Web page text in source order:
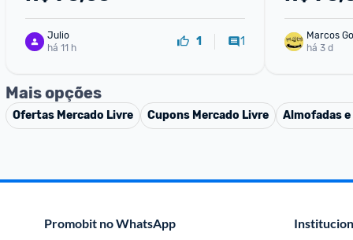
Julio
há 11 h
1 1
Marcos
há 3 d
Mais opções
Ofertas Mercado Livre Cupons Mercado Livre Almofadas e
Promobit no WhatsApp